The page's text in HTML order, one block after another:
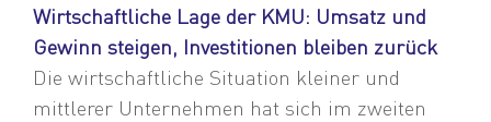
Wirtschaftliche Lage der KMU: Umsatz und
Gewinn steigen, Investitionen bleiben zurück
Die wirtschaftliche Situation kleiner und
mittlerer Unternehmen hat sich im zweiten